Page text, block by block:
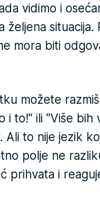
vidimo i
željena
mora biti
možete
i to!" ili "Više bih
Ali to nije jezik
polje ne
prihvata i